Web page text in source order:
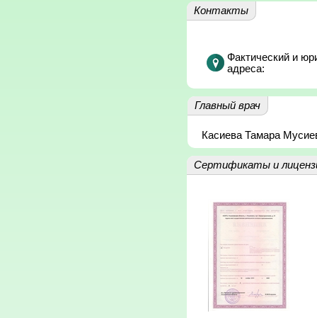
Контакты
Фактический и
адреса:
Главный врач
Касиева Тамара
Сертификаты и